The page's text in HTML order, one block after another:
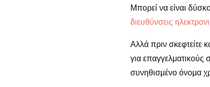
Μπορεί να είναι
διευθύνσεις
Αλλά πριν σκεφτείτε
για επαγγελματικούς
συνηθισμένο όνομα